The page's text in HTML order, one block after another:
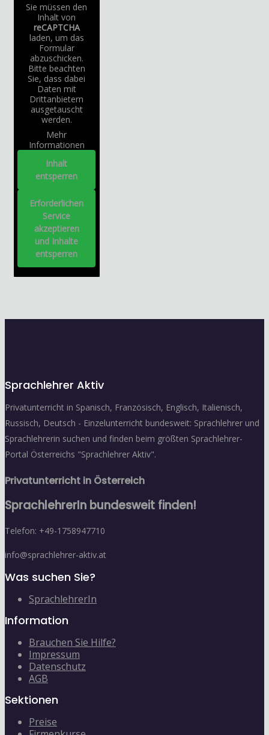
Sie müssen den
Inhalt von
reCAPTCHA
laden, um das
Formular
abzuschicken.
Bitte beachten
Sie, dass dabei
Daten mit
Drittanbietern
ausgetauscht
werden.
Mehr
Informationen
Inhalt
entsperren
Erforderlichen
Service
akzeptieren
und Inhalte
entsperren
Sprachlehrer Aktiv
Privatunterricht in Spanisch, Französisch, Englisch, Italienisch,
Russisch, Deutsch - Einzelunterricht bundesweit: Sprachlehrer und
Sprachlehrerin suchen und finden beim größten Sprachlehrer-
Portal Österreichs "Sprachlehrer Aktiv".
Privatunterricht in Österreich
SprachlehrerIn bundesweit finden!
Telefon: +49-1758947710
info@sprachlehrer-aktiv.at
Was suchen Sie?
SprachlehrerIn
Information
Brauchen Sie Hilfe?
Impressum
Datenschutz
AGB
Sektionen
Preise